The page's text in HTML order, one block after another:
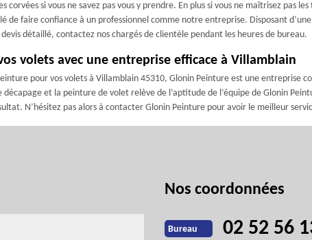
corvées si vous ne savez pas vous y prendre. En plus si vous ne maîtrisez pas
de faire confiance à un professionnel comme notre entreprise. Disposant
détaillé, contactez nos chargés de clientèle pendant les heures de bureau.
volets avec une entreprise efficace à Villamblain
pour vos volets à Villamblain 45310, Glonin Peinture est une
et la peinture de volet relève de l’aptitude de l’équipe de Glonin
N’hésitez pas alors à contacter Glonin Peinture pour avoir le meilleur
Nos coordonnées
Bureau 02 52 56